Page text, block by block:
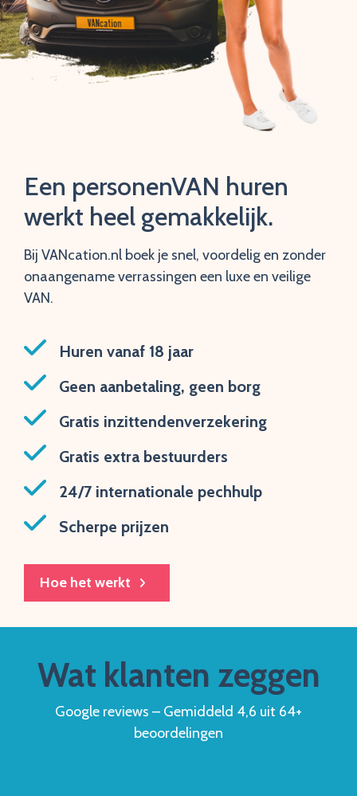
Een personenVAN huren
werkt heel gemakkelijk.
Bij VANcation.nl boek je snel, voordelig en zonder
onaangename verrassingen een luxe en veilige
VAN.
Huren vanaf 18 jaar
Geen aanbetaling, geen borg
Gratis inzittendenverzekering
Gratis extra bestuurders
24/7 internationale pechhulp
Scherpe prijzen
Hoe het werkt
Wat klanten zeggen
Google reviews – Gemiddeld 4,6 uit 64+
beoordelingen